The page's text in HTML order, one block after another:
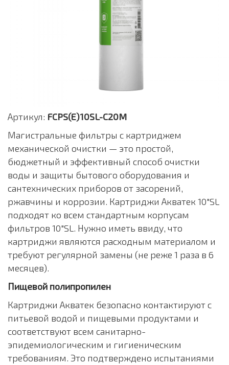
Артикул: FCPS(E)10SL-C20M
Магистральные фильтры с картриджем
механической очистки — это простой,
бюджетный и эффективный способ очистки
воды и защиты бытового оборудования и
сантехнических приборов от засорений,
ржавчины и коррозии. Картриджи Акватек 10"SL
подходят ко всем стандартным корпусам
фильтров 10"SL. Нужно иметь ввиду, что
картриджи являются расходным материалом и
требуют регулярной замены (не реже 1 раза в 6
месяцев).
Пищевой полипропилен
Картриджи Акватек безопасно контактируют с
питьевой водой и пищевыми продуктами и
соответствуют всем санитарно-
эпидемиологическим и гигиеническим
требованиям. Это подтверждено испытаниями